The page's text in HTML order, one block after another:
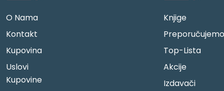
O Nama
Kontakt
Kupovina
Uslovi
Kupovine
Knjige
Preporučujemo
Top-Lista
Akcije
Izdavači